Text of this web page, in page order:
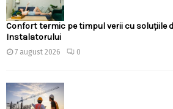
Confort termic pe timpul verii cu soluțiile
Instalatorului
7 august 2026 0